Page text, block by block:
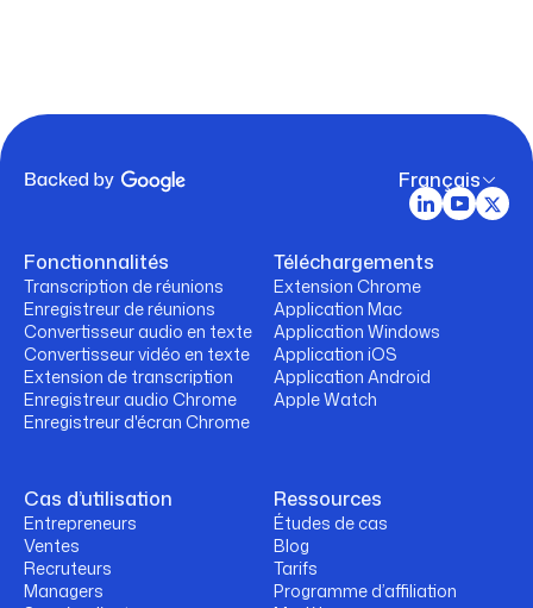
Français
Fonctionnalités
Transcription de réunions
Enregistreur de réunions
Convertisseur audio en texte
Convertisseur vidéo en texte
Extension de transcription
Enregistreur audio Chrome
Enregistreur d'écran Chrome
Téléchargements
Extension Chrome
Application Mac
Application Windows
Application iOS
Application Android
Apple Watch
Cas d’utilisation
Entrepreneurs
Ventes
Recruteurs
Managers
Ressources
Études de cas
Blog
Tarifs
Programme d’affiliation